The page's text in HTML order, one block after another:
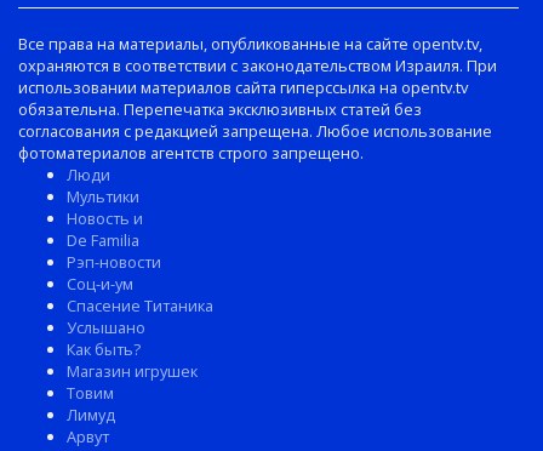
Все права на материалы, опубликованные на сайте opentv.tv,
охраняются в соответствии с законодательством Израиля. При
использовании материалов сайта гиперссылка на opentv.tv
обязательна. Перепечатка эксклюзивных статей без
согласования с редакцией запрещена. Любое использование
фотоматериалов агентств строго запрещено.
Люди
Мультики
Новость и
De Familia
Рэп-новости
Соц-и-ум
Спасение Титаника
Услышано
Как быть?
Магазин игрушек
Товим
Лимуд
Арвут